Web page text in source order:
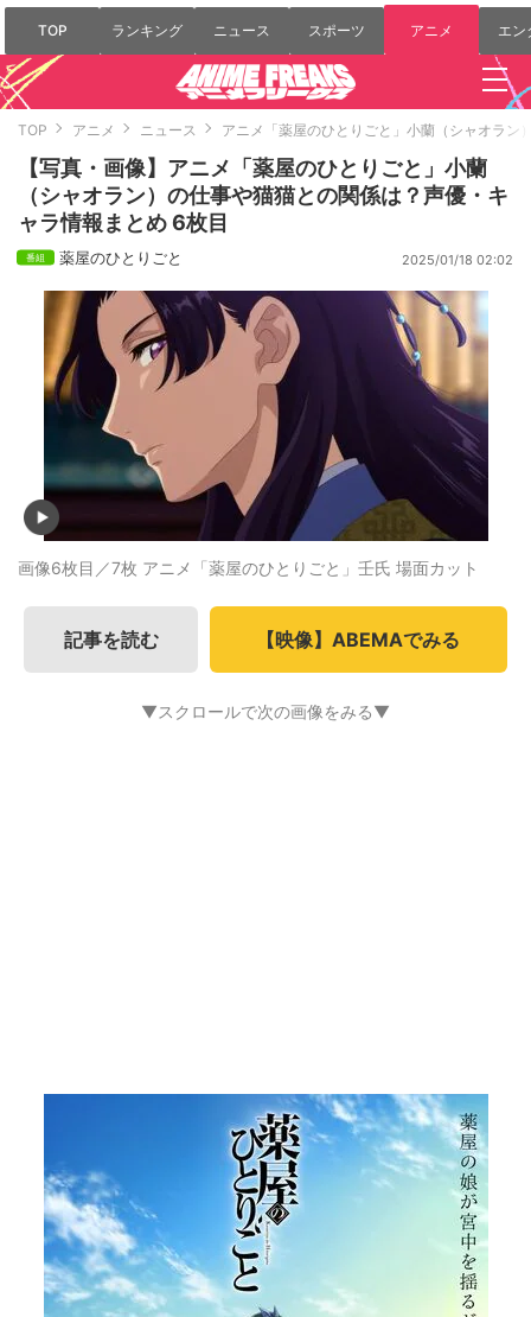
TOP ランキング ニュース スポーツ アニメ エン
TOP アニメ ニュース アニメ「薬屋のひとりごと」小蘭（シャオラン
【写真・画像】アニメ「薬屋のひとりごと」小蘭
（シャオラン）の仕事や猫猫との関係は？声優・キ
ャラ情報まとめ 6枚目
薬屋のひとりごと 2025/01/18 02:02
画像6枚目／7枚 アニメ「薬屋のひとりごと」壬氏 場面カット
記事を読む 【映像】ABEMAでみる
▼スクロールで次の画像をみる▼